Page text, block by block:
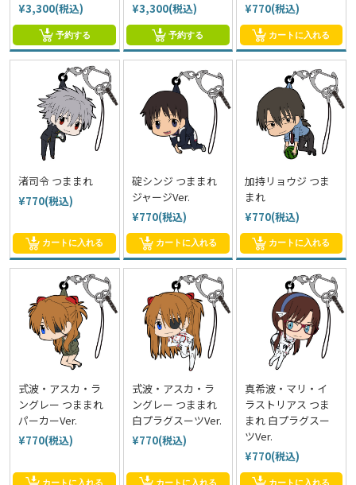
¥3,300(税込)
予約する
¥3,300(税込)
予約する
¥770(税込)
カートに入れる
渚司令 つままれ
¥770(税込)
カートに入れる
碇シンジ つままれ
ジャージVer.
¥770(税込)
カートに入れる
加持リョウジ つま
まれ
¥770(税込)
カートに入れる
式波・アスカ・ラ
ングレー つままれ
パーカーVer.
¥770(税込)
カートに入れる
式波・アスカ・ラ
ングレー つままれ
白プラグスーツVer.
¥770(税込)
カートに入れる
真希波・マリ・イ
ラストリアス つま
まれ 白プラグスー
ツVer.
¥770(税込)
カートに入れる